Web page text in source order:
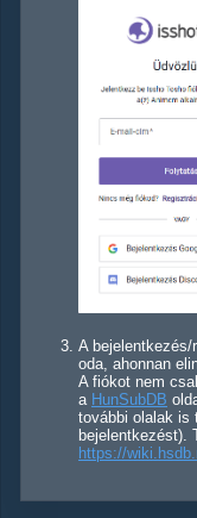
A
oda, ahonnan
A fiókot nem
a HunSubDB
további olalak is
bejelentkezést).
https://